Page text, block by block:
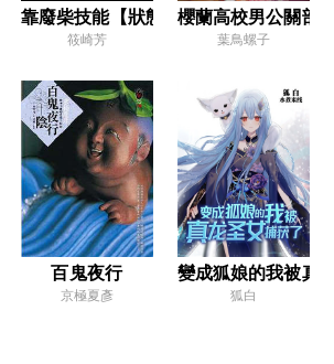
同盟
第三卷
靠廢柴技能【狀態異常】成為最強的我
筱崎芳
櫻蘭高校男公關部
葉鳥螺子
萊姆這檔事
百鬼夜行
京極夏彥
變成狐娘的我被真
狐白